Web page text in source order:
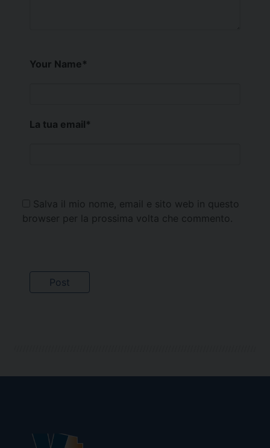
Your Name*
La tua email*
Salva il mio nome, email e sito web in questo
browser per la prossima volta che commento.